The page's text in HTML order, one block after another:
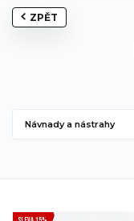
ZPĚT
Návnady a nástrahy